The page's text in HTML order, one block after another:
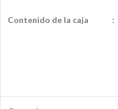
Contenido de la caja :